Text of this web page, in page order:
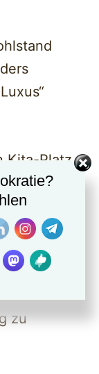
Kita-Platz
der
zu